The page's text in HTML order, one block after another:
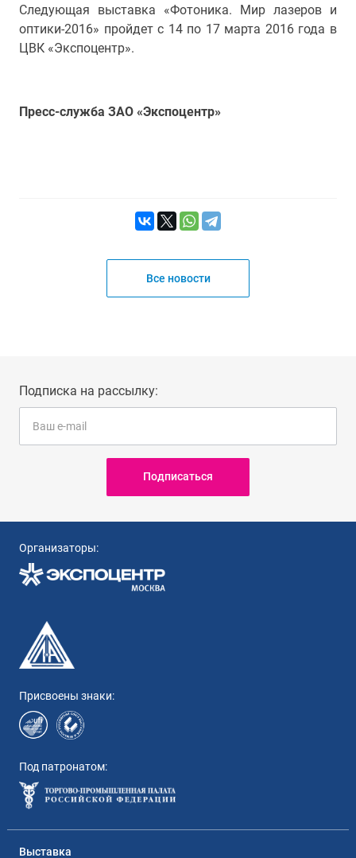
Следующая выставка «Фотоника. Мир лазеров и
оптики-2016» пройдет с 14 по 17 марта 2016 года в
ЦВК «Экспоцентр».
Пресс-служба ЗАО «Экспоцентр»
Все новости
Подписка на рассылку:
Подписаться
Организаторы:
Присвоены знаки:
Под патронатом:
Выставка